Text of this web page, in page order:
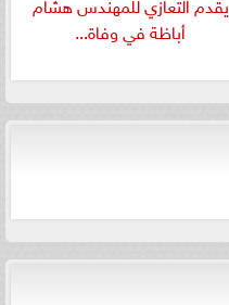
أباظة في وفاة...